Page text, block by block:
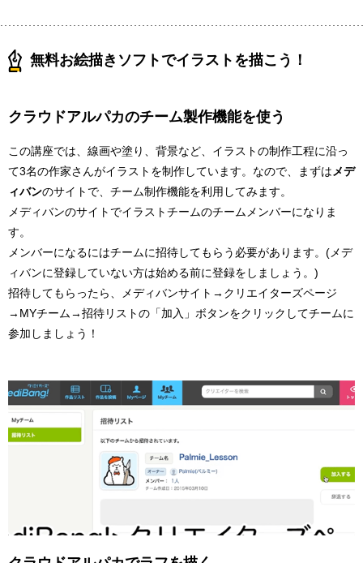
無料お絵描きソフトでイラストを描こう！
クラウドアルパカのチーム製作機能を使う
この講座では、線画や塗り、背景など、イラストの制作工程に沿っ
て3名の作家さんがイラストを制作しています。なので、まずは メデ
ィバンのサイトで、チーム制作機能を利用してみます。
メディバンのサイトでイラストチームのチームメンバーになりま
す。
メンバーになるにはチームに招待してもらう必要があります。(メデ
ィバンに登録していない方は始める前に登録をしましょう。)
招待してもらったら、メディバンサイト→クリエイターズページ
→MYチーム→招待リストの「加入」ボタンをクリックしてチームに
参加しましょう！